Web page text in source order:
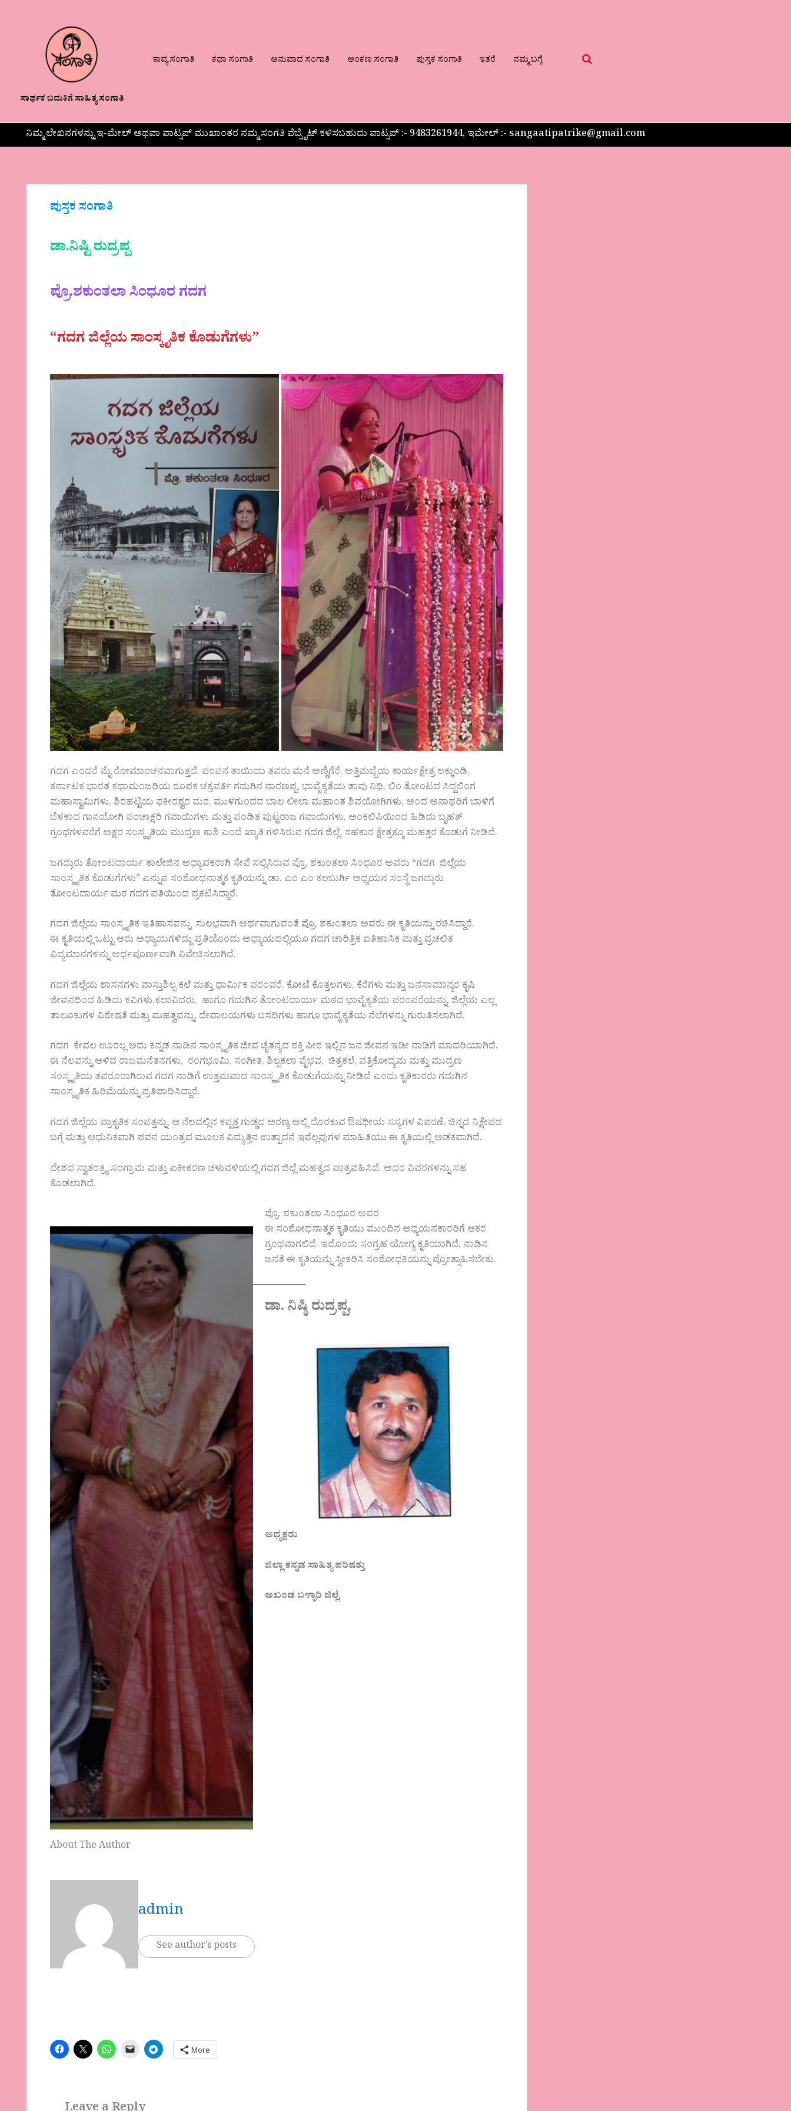
ಸಾರ್ಥಕ ಬದುಕಿಗೆ ಸಾಹಿತ್ಯ ಸಂಗಾತಿ
ಕಾವ್ಯ ಸಂಗಾತಿ ಕಥಾ ಸಂಗಾತಿ ಅನುವಾದ ಸಂಗಾತಿ ಅಂಕಣ ಸಂಗಾತಿ ಪುಸ್ತಕ ಸಂಗಾತಿ ಇತರೆ ನಮ್ಮ ಬಗ್ಗೆ
ನಿಮ್ಮ ಲೇಖನಗಳನ್ನು ಇ-ಮೇಲ್ ಅಥವಾ ವಾಟ್ಸಪ್ ಮುಖಾಂತರ ನಮ್ಮ ಸಂಗತಿ ವೆಬ್ಸೈಟ್ ಕಳಿಸಬಹುದು ವಾಟ್ಸಪ್‌ :- 9483261944, ಇಮೇಲ್ :- sangaatipatrike@gmail.com
ಪುಸ್ತಕ ಸಂಗಾತಿ
ಡಾ.ನಿಷ್ಟಿ ರುದ್ರಪ್ಪ
ಪ್ರೊ.ಶಕುಂತಲಾ ಸಿಂಧೂರ ಗದಗ
“ಗದಗ ಜಿಲ್ಲೆಯ ಸಾಂಸ್ಕೃತಿಕ ಕೊಡುಗೆಗಳು”
ಗದಗ ಎಂದರೆ ಮೈ ರೋಮಾಂಚನವಾಗುತ್ತದೆ. ಪಂಪನ ತಾಯಿಯ ತವರು ಮನೆ ಅಣ್ಣಿಗೆರೆ, ಅತ್ತಿಮಬ್ಬೆಯ ಕಾರ್ಯಕ್ಷೇತ್ರ ಲಕ್ಕುಂಡಿ,
ಕರ್ನಾಟಕ ಭಾರತ ಕಥಾಮಂಜರಿಯ ರೂಪಕ ಚಕ್ರವರ್ತಿ ಗದುಗಿನ ನಾರಣಪ್ಪ, ಭಾವೈಕ್ಯತೆಯ ತಾವು ನಿಧಿ, ಲಿಂ ತೋಂಟದ ಸಿದ್ದಲಿಂಗ
ಮಹಾಸ್ವಾಮಿಗಳು, ಶಿರಹಟ್ಟಿಯ ಫಕೀರಶ್ವರ ಮಠ, ಮುಳಗುಂದದ ಬಾಲ ಲೀಲಾ ಮಹಾಂತ ಶಿವಯೋಗಿಗಳು, ಅಂದ ಅನಾಥರಿಗೆ ಬಾಳಿಗೆ
ಬೆಳಕಾದ ಗಾನಯೋಗಿ ಪಂಚಾಕ್ಷರಿ ಗವಾಯಿಗಳು ಮತ್ತು ಪಂಡಿತ ಪುಟ್ಟರಾಜ ಗವಾಯಿಗಳು, ಅಂಕಲಿಪಿಯಿಂದ ಹಿಡಿದು ಬೃಹತ್
ಗ್ರಂಥಗಳವರೆಗೆ ಅಕ್ಷರ ಸಂಸ್ಕೃತಿಯ ಮುದ್ರಣ ಕಾಶಿ ಎಂದೆ ಖ್ಯಾತಿ ಗಳಿಸಿರುವ ಗದಗ ಜಿಲ್ಲೆ, ಸಹಕಾರ ಕ್ಷೇತ್ರಕ್ಕೂ ಮಹತ್ತರ ಕೊಡುಗೆ ನೀಡಿದೆ.
ಜಗದ್ಗುರು ತೋಂಟದಾರ್ಯ ಕಾಲೇಜಿನ ಅಧ್ಯಾಪಕರಾಗಿ ಸೇವೆ ಸಲ್ಲಿಸಿರುವ ಪ್ರೊ. ಶಕುಂತಲಾ ಸಿಂಧೂರ ಅವರು “ಗದಗ ಜಿಲ್ಲೆಯ
ಸಾಂಸ್ಕೃತಿಕ ಕೊಡುಗೆಗಳು” ಎನ್ನುವ ಸಂಶೋಧನಾತ್ಮಕ ಕೃತಿಯನ್ನು ಡಾ. ಎಂ ಎಂ ಕಲಬುರ್ಗಿ ಅಧ್ಯಯನ ಸಂಸ್ಥೆ ಜಗದ್ಗುರು
ತೋಂಟದಾರ್ಯ ಮಠ ಗದಗ ವತಿಯಿಂದ ಪ್ರಕಟಿಸಿದ್ದಾರೆ.
ಗದಗ ಜಿಲ್ಲೆಯ ಸಾಂಸ್ಕೃತಿಕ ಇತಿಹಾಸವನ್ನು ಸುಲಭವಾಗಿ ಅರ್ಥವಾಗುವಂತೆ ಪ್ರೊ. ಶಕುಂತಲಾ ಅವರು ಈ ಕೃತಿಯನ್ನು ರಚಿಸಿದ್ದಾರೆ.
ಈ ಕೃತಿಯಲ್ಲಿ ಒಟ್ಟು ಆರು ಅಧ್ಯಾಯಗಳಿದ್ದು ಪ್ರತಿಯೊಂದು ಅಧ್ಯಾಯದಲ್ಲಿಯೂ ಗದಗ ಚಾರಿತ್ರಿಕ ಐತಿಹಾಸಿಕ ಮತ್ತು ಪ್ರಚಲಿತ
ವಿದ್ಯಮಾನಗಳನ್ನು ಅರ್ಥಪೂರ್ಣವಾಗಿ ವಿವೇಚಿಸಲಾಗಿದೆ.
ಗದಗ ಜಿಲ್ಲೆಯ ಶಾಸನಗಳು ವಾಸ್ತುಶಿಲ್ಪ ಕಲೆ ಮತ್ತು ಧಾರ್ಮಿಕ ಪರಂಪರೆ, ಕೋಟೆ ಕೊತ್ತಲಗಳು, ಕೆರೆಗಳು ಮತ್ತು ಜನಸಾಮಾನ್ಯರ ಕೃಷಿ
ಜೀವನದಿಂದ ಹಿಡಿದು ಕವಿಗಳು,‌ಕಲಾವಿದರು, ಹಾಗೂ ಗದುಗಿನ ತೋಂಟದಾರ್ಯ ಮಠದ ಭಾವೈಕ್ಯತೆಯ ಪರಂಪರೆಯನ್ನು, ಜಿಲ್ಲೆಯ ಎಲ್ಲ
ತಾಲೂಕುಗಳ ವಿಶೇಷತೆ ಮತ್ತು ಮಹತ್ವವನ್ನು, ದೇವಾಲಯಗಳು ಬಸದಿಗಳು ಹಾಗೂ ಭಾವೈಕ್ಯತೆಯ ನೆಲೆಗಳನ್ನು ಗುರುತಿಸಲಾಗಿದೆ.
ಗದಗ ಕೇವಲ ಊರಲ್ಲ ಅದು ಕನ್ನಡ ನಾಡಿನ ಸಾಂಸ್ಕೃತಿಕ ಜೀವ ಚೈತನ್ಯದ ಶಕ್ತಿ ಪೀಠ ಇಲ್ಲಿನ ಜನ ಜೀವನ ಇಡೀ ನಾಡಿಗೆ ಮಾದರಿಯಾಗಿದೆ.
ಈ ನೆಲವನ್ನು ಆಳಿದ ರಾಜಮನೆತನಗಳು, ರಂಗಭೂಮಿ, ಸಂಗೀತ, ಶಿಲ್ಪಕಲಾ ವೈಭವ, ಚಿತ್ರಕಲೆ, ಪತ್ರಿಕೋದ್ಯಮ ಮತ್ತು ಮುದ್ರಣ
ಸಂಸ್ಕೃತಿಯ ತವರೂರಾಗಿರುವ ಗದಗ ನಾಡಿಗೆ ಉತ್ತಮವಾದ ಸಾಂಸ್ಕೃತಿಕ ಕೊಡುಗೆಯನ್ನು ನೀಡಿದೆ ಎಂದು ಕೃತಿಕಾರರು ಗದುಗಿನ
ಸಾಂಸ್ಕೃತಿಕ ಹಿರಿಮೆಯನ್ನು ಪ್ರತಿಪಾದಿಸಿದ್ದಾರೆ.
ಗದಗ ಜಿಲ್ಲೆಯ ಪ್ರಾಕೃತಿಕ ಸಂಪತ್ತನ್ನು, ಆ ನೆಲದಲ್ಲಿನ ಕಪ್ಪತ್ತ ಗುಡ್ಡದ ಅರಣ್ಯ ಅಲ್ಲಿ ದೊರಕುವ ಔಷಧೀಯ ಸಸ್ಯಗಳ ವಿವರಣೆ, ಚಿನ್ನದ ನಿಕ್ಷೇಪದ
ಬಗ್ಗೆ ಮತ್ತು ಆಧುನಿಕವಾಗಿ ಪವನ ಯಂತ್ರದ ಮೂಲಕ ವಿದ್ಯುತ್ತಿನ ಉತ್ಪಾದನೆ ಇವೆಲ್ಲವುಗಳ ಮಾಹಿತಿಯು ಈ ಕೃತಿಯಲ್ಲಿ ಅಡಕವಾಗಿದೆ.
ದೇಶದ ಸ್ವಾತಂತ್ರ್ಯ ಸಂಗ್ರಾಮ ಮತ್ತು ಏಕೀಕರಣ ಚಳುವಳಿಯಲ್ಲಿ ಗದಗ ಜಿಲ್ಲೆ ಮಹತ್ವದ ಪಾತ್ರವಹಿಸಿದೆ.‌ ಅದರ ವಿವರಗಳನ್ನು ಸಹ
ಕೊಡಲಾಗಿದೆ.
ಪ್ರೊ. ಶಕುಂತಲಾ ಸಿಂಧೂರ ಅವರ
ಈ ಸಂಶೋಧನಾತ್ಮಕ ಕೃತಿಯು ಮುಂದಿನ ಅಧ್ಯಯನಕಾರರಿಗೆ ಆಕರ
ಗ್ರಂಥವಾಗಲಿದೆ. ಇದೊಂದು ಸಂಗ್ರಹ ಯೋಗ್ಯ ಕೃತಿಯಾಗಿದೆ. ನಾಡಿನ
ಜನತೆ ಈ ಕೃತಿಯನ್ನು ಸ್ವೀಕರಿಸಿ ಸಂಶೋಧಕಿಯನ್ನು ಪ್ರೋತ್ಸಾಹಿಸಬೇಕು.
ಡಾ. ನಿಷ್ಠಿ ರುದ್ರಪ್ಪ,
ಅಧ್ಯಕ್ಷರು
ಜಿಲ್ಲಾ ಕನ್ನಡ ಸಾಹಿತ್ಯ ಪರಿಷತ್ತು
ಅಖಂಡ ಬಳ್ಳಾರಿ ಜಿಲ್ಲೆ.
About The Author
admin
See author's posts
More